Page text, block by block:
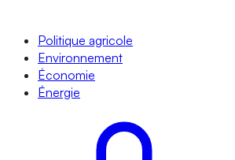
Politique agricole
Environnement
Économie
Énergie